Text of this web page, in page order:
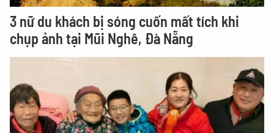
3 nữ du khách bị sóng cuốn mất tích khi
chụp ảnh tại Mũi Nghê, Đà Nẵng